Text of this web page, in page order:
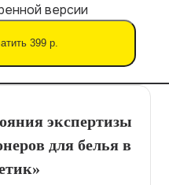
версии
399 р.
экспертизы
для белья в